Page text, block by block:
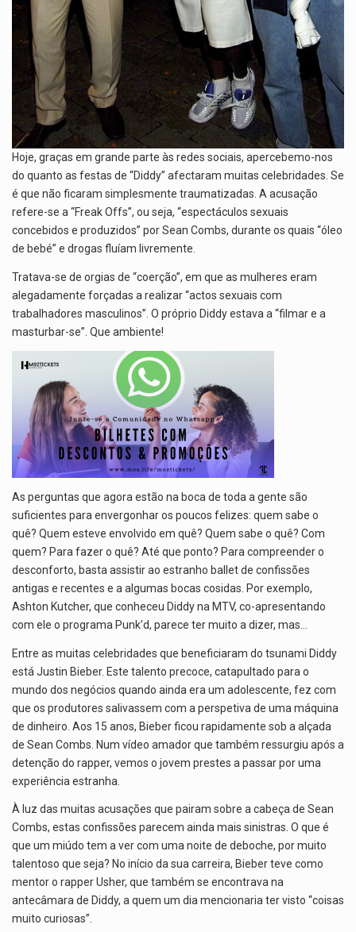
Hoje, graças em grande parte às redes sociais, apercebemo-nos
do quanto as festas de “Diddy” afectaram muitas celebridades. Se
é que não ficaram simplesmente traumatizadas. A acusação
refere-se a “Freak Offs”, ou seja, “espectáculos sexuais
concebidos e produzidos” por Sean Combs, durante os quais “óleo
de bebé” e drogas fluíam livremente.
Tratava-se de orgias de “coerção”, em que as mulheres eram
alegadamente forçadas a realizar “actos sexuais com
trabalhadores masculinos”. O próprio Diddy estava a “filmar e a
masturbar-se”. Que ambiente!
As perguntas que agora estão na boca de toda a gente são
suficientes para envergonhar os poucos felizes: quem sabe o
quê? Quem esteve envolvido em quê? Quem sabe o quê? Com
quem? Para fazer o quê? Até que ponto? Para compreender o
desconforto, basta assistir ao estranho ballet de confissões
antigas e recentes e a algumas bocas cosidas. Por exemplo,
Ashton Kutcher, que conheceu Diddy na MTV, co-apresentando
com ele o programa Punk’d, parece ter muito a dizer, mas…
Entre as muitas celebridades que beneficiaram do tsunami Diddy
está Justin Bieber. Este talento precoce, catapultado para o
mundo dos negócios quando ainda era um adolescente, fez com
que os produtores salivassem com a perspetiva de uma máquina
de dinheiro. Aos 15 anos, Bieber ficou rapidamente sob a alçada
de Sean Combs. Num vídeo amador que também ressurgiu após a
detenção do rapper, vemos o jovem prestes a passar por uma
experiência estranha.
À luz das muitas acusações que pairam sobre a cabeça de Sean
Combs, estas confissões parecem ainda mais sinistras. O que é
que um miúdo tem a ver com uma noite de deboche, por muito
talentoso que seja? No início da sua carreira, Bieber teve como
mentor o rapper Usher, que também se encontrava na
antecâmara de Diddy, a quem um dia mencionaria ter visto “coisas
muito curiosas”.